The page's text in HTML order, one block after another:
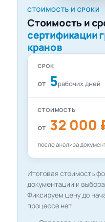
СТОИМОСТЬ И СРОКИ
Стоимость и
сертификации
кранов
СРОК
от 5рабочих дней
СТОИМОСТЬ
от 32 000
после анализа
Итоговая стоимость
документации и
Фиксируем цену до
процессе нет.